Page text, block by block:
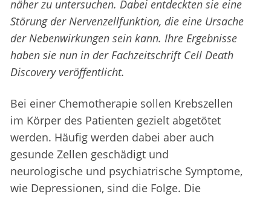
näher zu untersuchen. Dabei entdeckten sie eine
Störung der Nervenzellfunktion, die eine Ursache
der Nebenwirkungen sein kann. Ihre Ergebnisse
haben sie nun in der Fachzeitschrift Cell Death
Discovery veröffentlicht.
Bei einer Chemotherapie sollen Krebszellen
im Körper des Patienten gezielt abgetötet
werden. Häufig werden dabei aber auch
gesunde Zellen geschädigt und
neurologische und psychiatrische Symptome,
wie Depressionen, sind die Folge. Die